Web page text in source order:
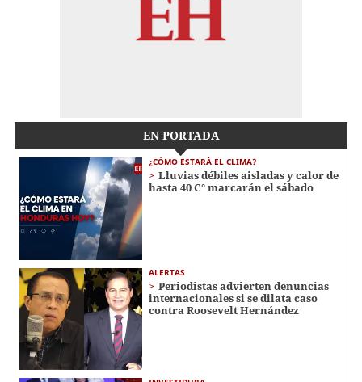
EN PORTADA
¿CÓMO ESTARÁ EL CLIMA?
Lluvias débiles aisladas y calor de
hasta 40 C° marcarán el sábado
ALERTAS
Periodistas advierten denuncias
internacionales si se dilata caso
contra Roosevelt Hernández